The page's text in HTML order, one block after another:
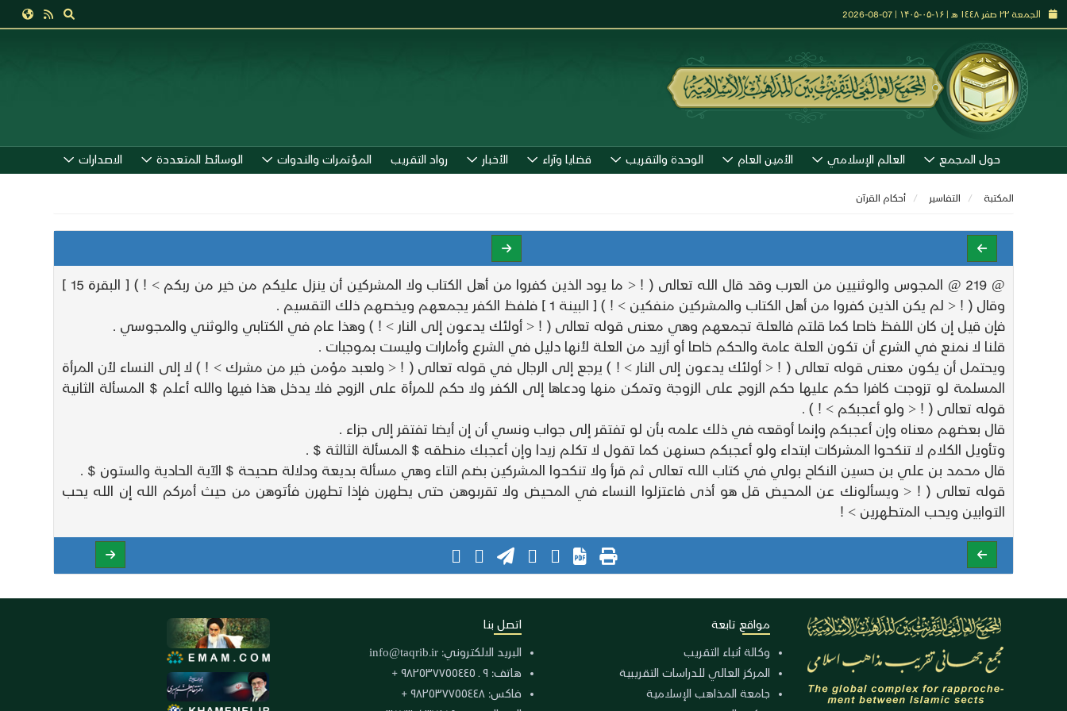
الجمعة ٢٢ صفر ١٤٤٨ هـ | ۱۶-۰۵-۱۴۰۵ | 07-08-2026
حول المجمع العالم الإسلامي الأمين العام الوحدة والتقريب قضايا وآراء الأخبار رواد التقريب المؤتمرات والندوات الوسائط المتعددة الاصدارات
المكتبة التفاسير أحكام القرآن
@ 219 @ المجوس والوثنيين من العرب وقد قال الله تعالى ( ! < ما يود الذين كفروا من أهل الكتاب ولا المشركين أن ينزل عليكم من خير من ربكم > ! ) [ البقرة 15 ]
وقال ( ! < لم يكن الذين كفروا من أهل الكتاب والمشركين منفكين > ! ) [ البينة 1 ] فلفظ الكفر يجمعهم ويخصهم ذلك التقسيم .
فإن قيل إن كان اللفظ خاصا كما قلتم فالعلة تجمعهم وهي معنى قوله تعالى ( ! < أولئك يدعون إلى النار > ! ) وهذا عام في الكتابي والوثني والمجوسي .
قلنا لا نمنع في الشرع أن تكون العلة عامة والحكم خاصا أو أزيد من العلة لأنها دليل في الشرع وأمارات وليست بموجبات .
ويحتمل أن يكون معنى قوله تعالى ( ! < أولئك يدعون إلى النار > ! ) يرجع إلى الرجال في قوله تعالى ( ! < ولعبد مؤمن خير من مشرك > ! ) لا إلى النساء لأن المرأة
المسلمة لو تزوجت كافرا حكم عليها حكم الزوج على الزوجة وتمكن منها ودعاها إلى الكفر ولا حكم للمرأة على الزوج فلا يدخل هذا فيها والله أعلم $ المسألة الثانية
قوله تعالى ( ! < ولو أعجبكم > ! ) .
قال بعضهم معناه وإن أعجبكم وإنما أوقعه في ذلك علمه بأن لو تفتقر إلى جواب ونسي أن إن أيضا تفتقر إلى جزاء .
وتأويل الكلام لا تنكحوا المشركات ابتداء ولو أعجبكم حسنهن كما تقول لا تكلم زيدا وإن أعجبك منطقه $ المسألة الثالثة $ .
قال محمد بن علي بن حسين النكاح بولي في كتاب الله تعالى ثم قرأ ولا تنكحوا المشركين بضم التاء وهي مسألة بديعة ودلالة صحيحة $ الآية الحادية والستون $ .
قوله تعالى ( ! < ويسألونك عن المحيض قل هو أذى فاعتزلوا النساء في المحيض ولا تقربوهن حتى يطهرن فإذا تطهرن فأتوهن من حيث أمركم الله إن الله يحب
التوابين ويحب المتطهرين > !
مواقع تابعة
وكالة أنباء التقريب
المركز العالي للدراسات التقريبية
جامعة المذاهب الإسلامية
اتصل بنا
البريد الالكتروني: info@taqrib.ir
هاتف: ٩ ـ ٩٨٢٥٣٧٧٥٥٤٤٥ +
فاكس: ٩٨٢٥٣٧٧٥٥٤٤٨ +